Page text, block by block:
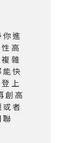
進
高
雜
快
上
創高
者